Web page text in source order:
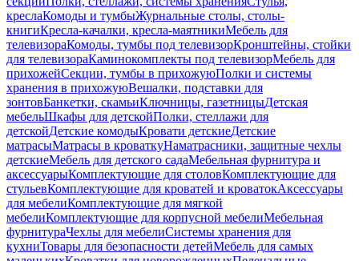
креслаКомоды и тумбыЖурнальные столы, столы-
книгиКресла-качалки, кресла-маятникиМебель для
телевизораКомоды, тумбы под телевизорКронштейны, стойки
для телевизораКаминокомплекты под телевизорМебель для
прихожейСекции, тумбы в прихожуюПолки и системы
хранения в прихожуюВешалки, подставки для
зонтовБанкетки, скамьиКлючницы, газетницыДетская
мебельШкафы для детскойПолки, стеллажи для
детскойДетские комодыКровати детскиеДетские
матрасыМатрасы в кроваткуНаматрасники, защитные чехлы
детскиеМебель для детского садаМебельная фурнитура и
аксессуарыКомплектующие для столовКомплектующие для
стульевКомплектующие для кроватей и кроватокАксессуары
для мебелиКомплектующие для мягкой
мебелиКомплектующие для корпусной мебелиМебельная
фурнитураЧехлы для мебелиСистемы хранения для
кухниТовары для безопасности детейМебель для самых